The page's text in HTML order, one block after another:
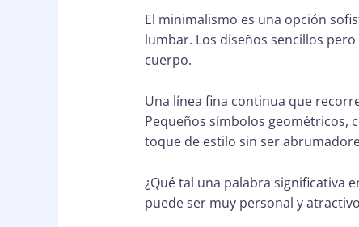
El minimalismo es una opción
lumbar. Los diseños sencillos
cuerpo.
Una línea fina continua que
Pequeños símbolos geométricos,
toque de estilo sin ser
¿Qué tal una palabra significativa
puede ser muy personal y